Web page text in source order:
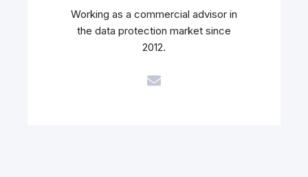
Working as a commercial advisor in
the data protection market since
2012.